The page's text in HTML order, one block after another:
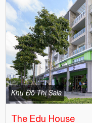
Khu Đô Thị Sala
The Edu House